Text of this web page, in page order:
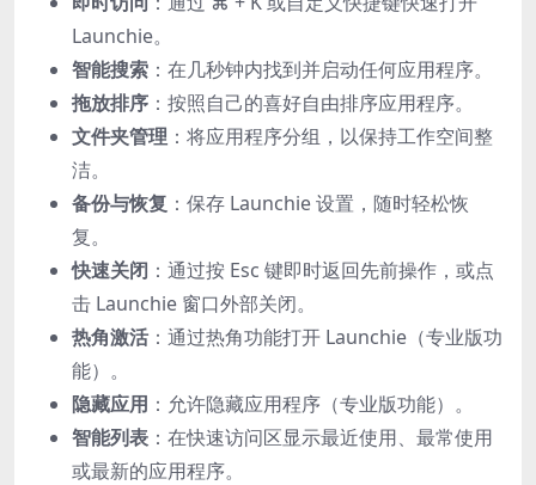
Launchie。
智能搜索 ：在几秒钟内找到并启动任何应用程序。
拖放排序 ：按照自己的喜好自由排序应用程序。
文件夹管理 ：将应用程序分组，以保持工作空间整
洁。
备份与恢复 ：保存 Launchie 设置，随时轻松恢
复。
快速关闭 ：通过按 Esc 键即时返回先前操作，或点
击 Launchie 窗口外部关闭。
热角激活 ：通过热角功能打开 Launchie（专业版功
能）。
隐藏应用 ：允许隐藏应用程序（专业版功能）。
智能列表 ：在快速访问区显示最近使用、最常使用
或最新的应用程序。